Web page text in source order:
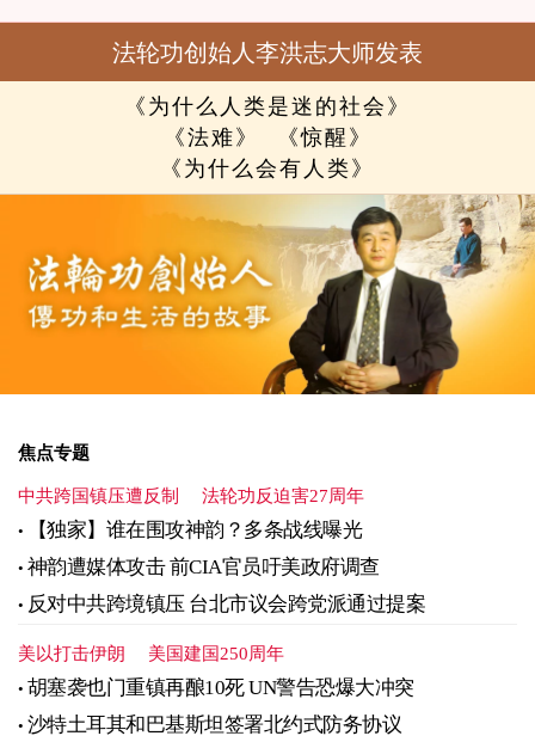
法轮功创始人李洪志大师发表
《为什么人类是迷的社会》
《法难》
《惊醒》
《为什么会有人类》
焦点专题
中共跨国镇压遭反制 法轮功反迫害27周年
【独家】谁在围攻神韵？多条战线曝光
神韵遭媒体攻击 前CIA官员吁美政府调查
反对中共跨境镇压 台北市议会跨党派通过提案
美以打击伊朗 美国建国250周年
胡塞袭也门重镇再酿10死 UN警告恐爆大冲突
沙特土耳其和巴基斯坦签署北约式防务协议